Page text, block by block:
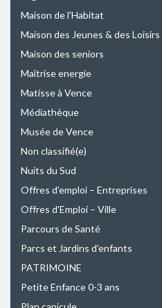
Maison de l'Habitat
Maison des Jeunes & des Loisirs
Maison des seniors
Maîtrise energie
Matisse à Vence
Médiathèque
Musée de Vence
Non classifié(e)
Nuits du Sud
Offres d'emploi – Entreprises
Offres d'Emploi – Ville
Parcours de Santé
Parcs et Jardins d'enfants
PATRIMOINE
Petite Enfance 0-3 ans